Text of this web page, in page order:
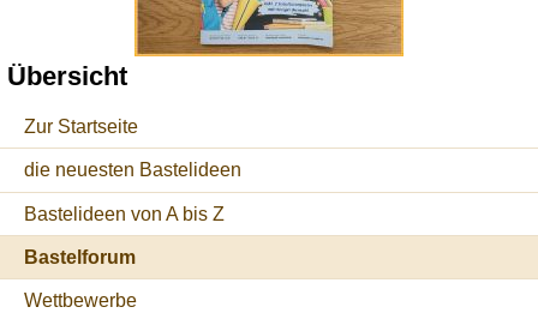
Übersicht
Zur Startseite
die neuesten Bastelideen
Bastelideen von A bis Z
Bastelforum
Wettbewerbe